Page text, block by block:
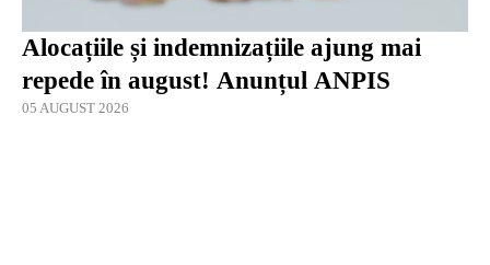
Alocațiile și indemnizațiile ajung mai
repede în august! Anunțul ANPIS
05 AUGUST 2026